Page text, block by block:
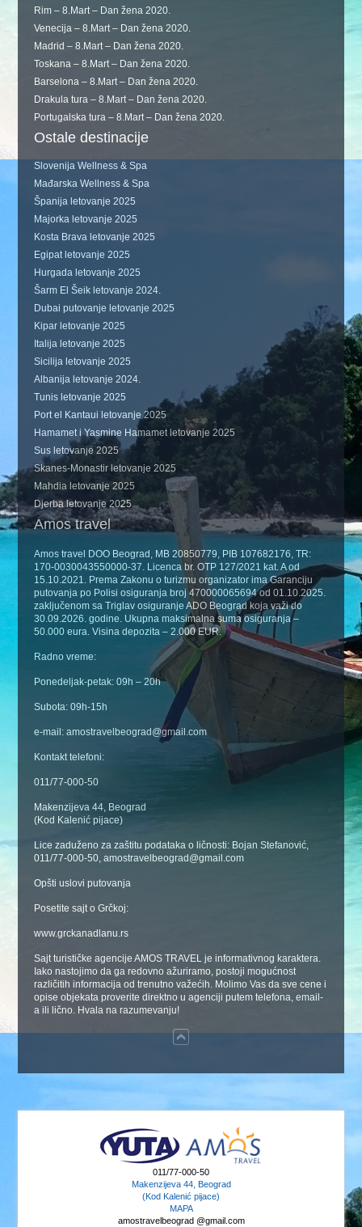
Rim – 8.Mart – Dan žena 2020.
Venecija – 8.Mart – Dan žena 2020.
Madrid – 8.Mart – Dan žena 2020.
Toskana – 8.Mart – Dan žena 2020.
Barselona – 8.Mart – Dan žena 2020.
Drakula tura – 8.Mart – Dan žena 2020.
Portugalska tura – 8.Mart – Dan žena 2020.
Ostale destinacije
Slovenija Wellness & Spa
Mađarska Wellness & Spa
Španija letovanje 2025
Majorka letovanje 2025
Kosta Brava letovanje 2025
Egipat letovanje 2025
Hurgada letovanje 2025
Šarm El Šeik letovanje 2024.
Dubai putovanje letovanje 2025
Kipar letovanje 2025
Italija letovanje 2025
Sicilija letovanje 2025
Albanija letovanje 2024.
Tunis letovanje 2025
Port el Kantaui letovanje 2025
Hamamet i Yasmine Hamamet letovanje 2025
Sus letovanje 2025
Skanes-Monastir letovanje 2025
Mahdia letovanje 2025
Djerba letovanje 2025
Amos travel
Amos travel DOO Beograd, MB 20850779, PIB 107682176, TR:
170-0030043550000-37. Licenca br. OTP 127/2021 kat. A od
15.10.2021. Prema Zakonu o turizmu organizator ima Garanciju
putovanja po Polisi osiguranja broj 470000065694 od 01.10.2025.
zaključenom sa Triglav osiguranje ADO Beograd koja važi do
30.09.2026. godine. Ukupna maksimalna suma osiguranja –
50.000 eura. Visina depozita – 2.000 EUR.
Radno vreme:
Ponedeljak-petak: 09h – 20h
Subota: 09h-15h
e-mail: amostravelbeograd@gmail.com
Kontakt telefoni:
011/77-000-50
Makenzijeva 44, Beograd
(Kod Kalenić pijace)
Lice zaduženo za zaštitu podataka o ličnosti: Bojan Stefanović,
011/77-000-50, amostravelbeograd@gmail.com
Opšti uslovi putovanja
Posetite sajt o Grčkoj:
www.grckanadlanu.rs
Sajt turističke agencije AMOS TRAVEL je informativnog karaktera.
Iako nastojimo da ga redovno ažuriramo, postoji mogućnost
različitih informacija od trenutno važećih. Molimo Vas da sve cene i
opise objekata proverite direktno u agenciji putem telefona, email-
a ili lično. Hvala na razumevanju!
011/77-000-50
Makenzijeva 44, Beograd
(Kod Kalenić pijace)
MAPA
amostravelbeograd @gmail.com